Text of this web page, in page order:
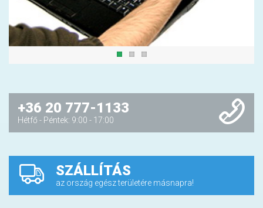
+36 20 777-1133
Hétfő - Péntek: 9:00 - 17:00
SZÁLLÍTÁS
az ország egész területére másnapra!